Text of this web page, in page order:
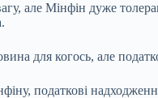
але Мінфін дуже
для когось, але
податкові